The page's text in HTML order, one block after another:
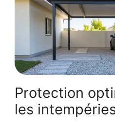
Protection
les